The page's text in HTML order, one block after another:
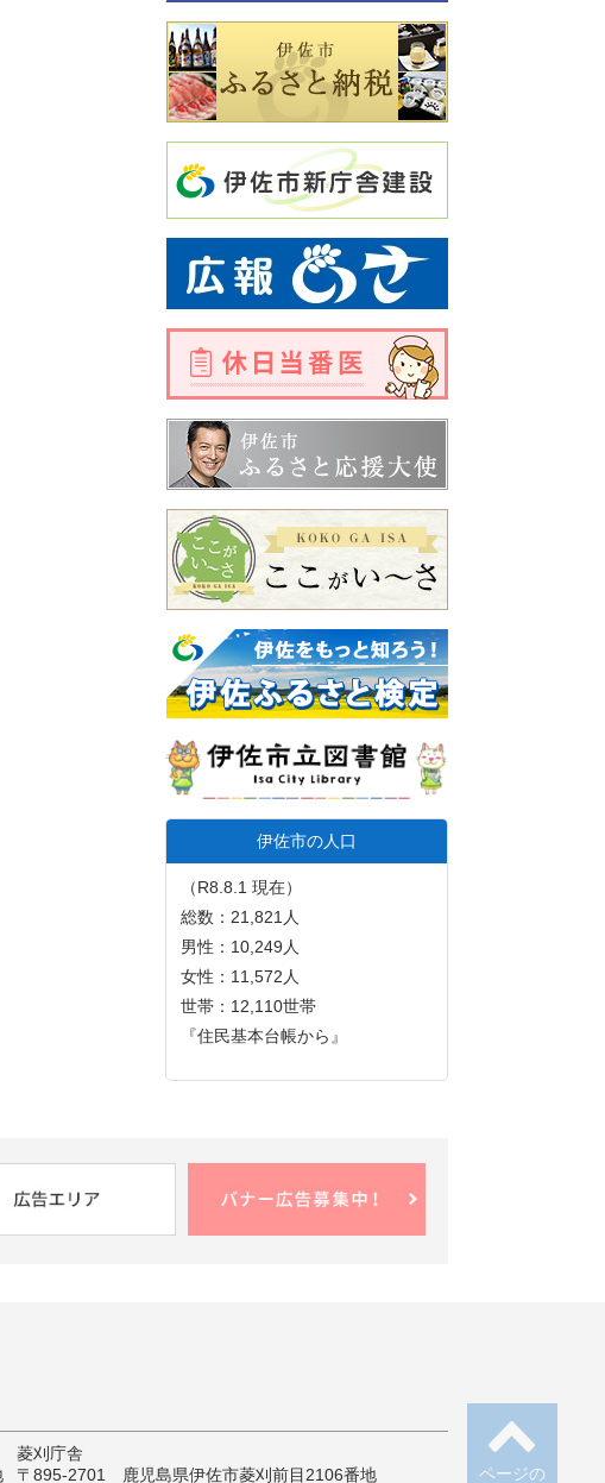
伊佐市の人口
（R8.8.1 現在）
総数：21,821人
男性：10,249人
女性：11,572人
世帯：12,110世帯
『住民基本台帳から』
ページの
菱刈庁舎
〒895-2701 鹿児島県伊佐市菱刈前目2106番地